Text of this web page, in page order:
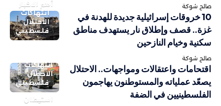
صالح شوكة
أهم الاخبار
انتهاكات
الاحتلال
فلسطيني
10 خروقات إسرائيلية جديدة للهدنة في
غزة.. قصف وإطلاق نار يستهدف مناطق
سكنية وخيام النازحين
صالح شوكة
انتهاكات
الاحتلال
فلسطيني
اقتحامات واعتقالات ومواجهات.. الاحتلال
يصعّد عملياته والمستوطنون يهاجمون
الفلسطينيين في الضفة
استيطان